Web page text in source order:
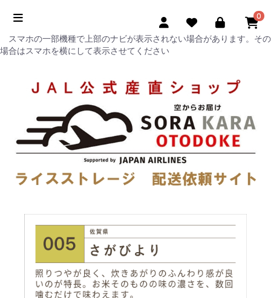
0
スマホの一部機種で上部のナビが表示されない場合があります。その
場合はスマホを横にして表示させてください